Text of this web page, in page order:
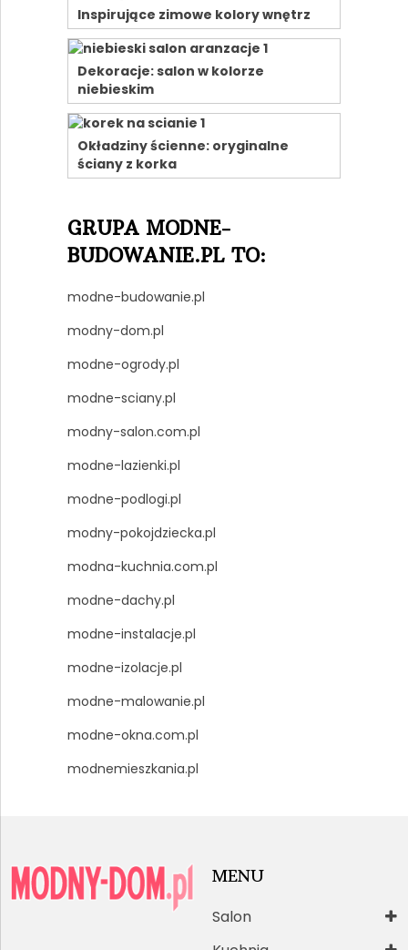
Inspirujące zimowe kolory wnętrz
Dekoracje: salon w kolorze
niebieskim
Okładziny ścienne: oryginalne
ściany z korka
GRUPA MODNE-
BUDOWANIE.PL TO:
modne-budowanie.pl
modny-dom.pl
modne-ogrody.pl
modne-sciany.pl
modny-salon.com.pl
modne-lazienki.pl
modne-podlogi.pl
modny-pokojdziecka.pl
modna-kuchnia.com.pl
modne-dachy.pl
modne-instalacje.pl
modne-izolacje.pl
modne-malowanie.pl
modne-okna.com.pl
modnemieszkania.pl
MENU
Salon